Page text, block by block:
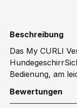
Beschreibung
Das My CURLI
Bedienung, am
Bewertungen